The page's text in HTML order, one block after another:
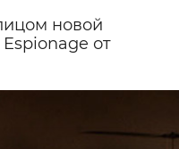
новой
от